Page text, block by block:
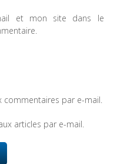
et mon site dans le
commentaires par e-mail.
articles par e-mail.